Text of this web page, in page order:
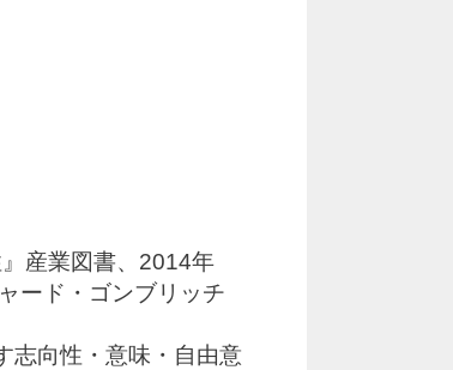
産業図書、2014年
ード・ゴンブリッチ
志向性・意味・自由意